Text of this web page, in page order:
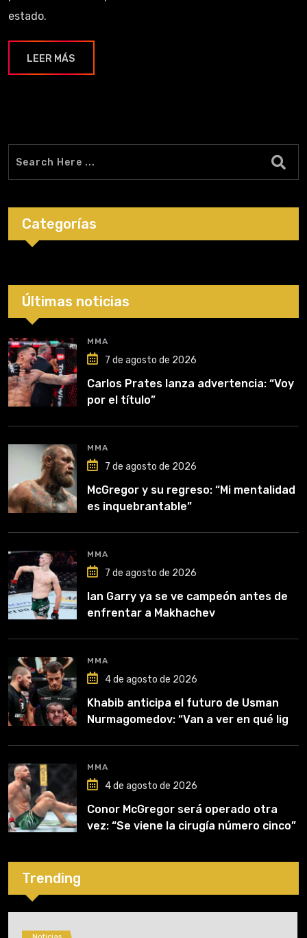
estado.
LEER MÁS
Categorías
Últimas noticias
MMA
7 de agosto de 2026
Carlos Prates lanza advertencia: “Voy
por el título”
MMA
7 de agosto de 2026
McGregor y su regreso: “Mi mentalidad
es inquebrantable”
MMA
7 de agosto de 2026
Ian Garry ya se ve campeón antes de
enfrentar a Makhachev
MMA
4 de agosto de 2026
Khabib anticipa el futuro de Usman
Nurmagomedov: “Van a ver en qué liga
MMA
4 de agosto de 2026
Conor McGregor será operado otra
vez: “Se viene la cirugía número cinco”
Trending